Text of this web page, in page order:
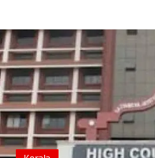
Entertainment
Sports
Food
Gulf News